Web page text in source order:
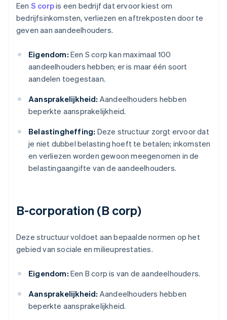
Een S corpis een bedrijf dat ervoor kiest om
bedrijfsinkomsten, verliezen en aftrekposten door te
geven aan aandeelhouders.
Eigendom: Een S corp kan maximaal 100
aandeelhouders hebben; er is maar één soort
aandelen toegestaan.
Aansprakelijkheid: Aandeelhouders hebben
beperkte aansprakelijkheid.
Belastingheffing: Deze structuur zorgt ervoor dat
je niet dubbel belasting hoeft te betalen; inkomsten
en verliezen worden gewoon meegenomen in de
belastingaangifte van de aandeelhouders.
B-corporation (B corp)
Deze structuur voldoet aan bepaalde normen op het
gebied van sociale en milieuprestaties.
Eigendom: Een B corp is van de aandeelhouders.
Aansprakelijkheid: Aandeelhouders hebben
beperkte aansprakelijkheid.